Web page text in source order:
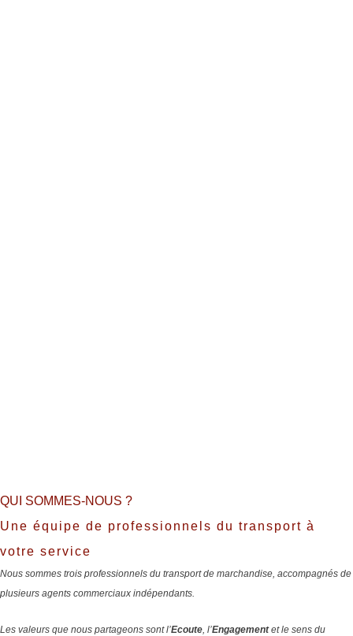
QUI SOMMES-NOUS ?
Une équipe de professionnels du transport à
votre service
Nous sommes trois professionnels du transport de marchandise, accompagnés de
plusieurs agents commerciaux indépendants.
Les valeurs que nous partageons sont l’Ecoute, l’Engagementet le sens du